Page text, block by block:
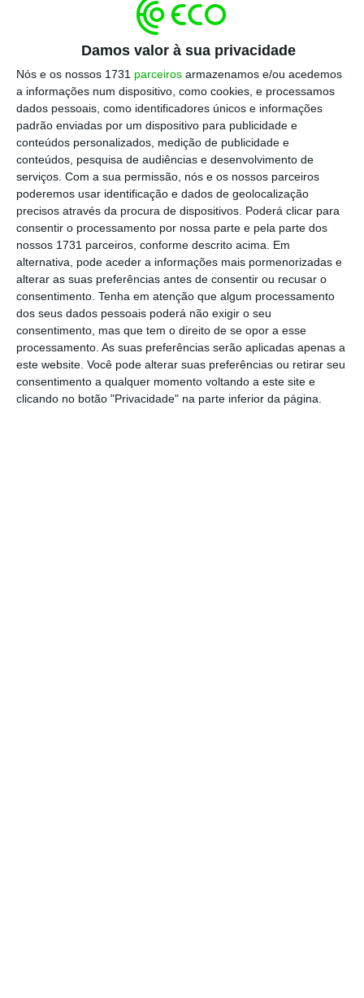
Damos valor à sua privacidade
Nós e os nossos 1731 parceiros armazenamos e/ou acedemos
a informações num dispositivo, como cookies, e processamos
dados pessoais, como identificadores únicos e informações
padrão enviadas por um dispositivo para publicidade e
conteúdos personalizados, medição de publicidade e
conteúdos, pesquisa de audiências e desenvolvimento de
serviços. Com a sua permissão, nós e os nossos parceiros
poderemos usar identificação e dados de geolocalização
precisos através da procura de dispositivos. Poderá clicar para
consentir o processamento por nossa parte e pela parte dos
nossos 1731 parceiros, conforme descrito acima. Em
alternativa, pode aceder a informações mais pormenorizadas e
alterar as suas preferências antes de consentir ou recusar o
consentimento. Tenha em atenção que algum processamento
dos seus dados pessoais poderá não exigir o seu
consentimento, mas que tem o direito de se opor a esse
processamento. As suas preferências serão aplicadas apenas a
este website. Você pode alterar suas preferências ou retirar seu
consentimento a qualquer momento voltando a este site e
clicando no botão "Privacidade" na parte inferior da página.
volume é exportado. Diariamente, são
vendidas 16 milhões de garrafas de 33
centilitros e 2,7 milhões de “minis” (20
centilitros) para mais de 50 países.
Reinaldo Coelho, administrador da BA Glass,
fabricante de embalagens e garrafas de
vidro, diz que “a indústria vidreira gera um
negócio de cerca de 550 milhões de euros por
ano“. As seis fábricas da BA Glass existentes
no país empregam duas mil pessoas e 35% do
seu volume de negócios “deve-se ao setor da
cerveja”.